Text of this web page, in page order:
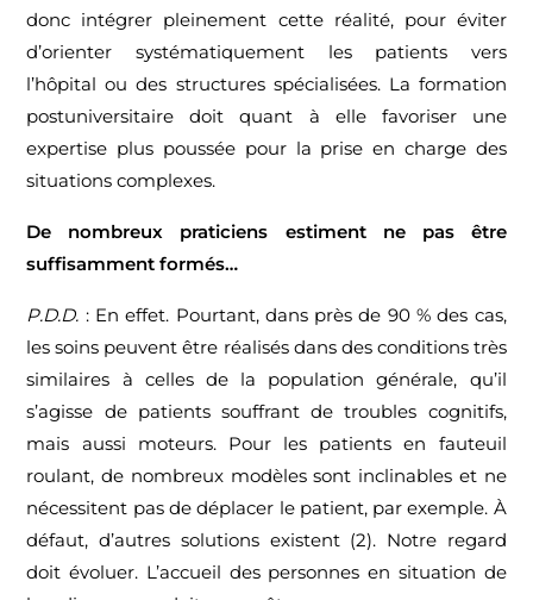
donc intégrer pleinement cette réalité, pour éviter
d’orienter systématiquement les patients vers
l’hôpital ou des structures spécialisées. La formation
postuniversitaire doit quant à elle favoriser une
expertise plus poussée pour la prise en charge des
situations complexes.
De nombreux praticiens estiment ne pas être
suffisamment formés…
P.D.D. : En effet. Pourtant, dans près de 90 % des cas,
les soins peuvent être réalisés dans des conditions très
similaires à celles de la population générale, qu’il
s’agisse de patients souffrant de troubles cognitifs,
mais aussi moteurs. Pour les patients en fauteuil
roulant, de nombreux modèles sont inclinables et ne
nécessitent pas de déplacer le patient, par exemple. À
défaut, d’autres solutions existent (2). Notre regard
doit évoluer. L’accueil des personnes en situation de